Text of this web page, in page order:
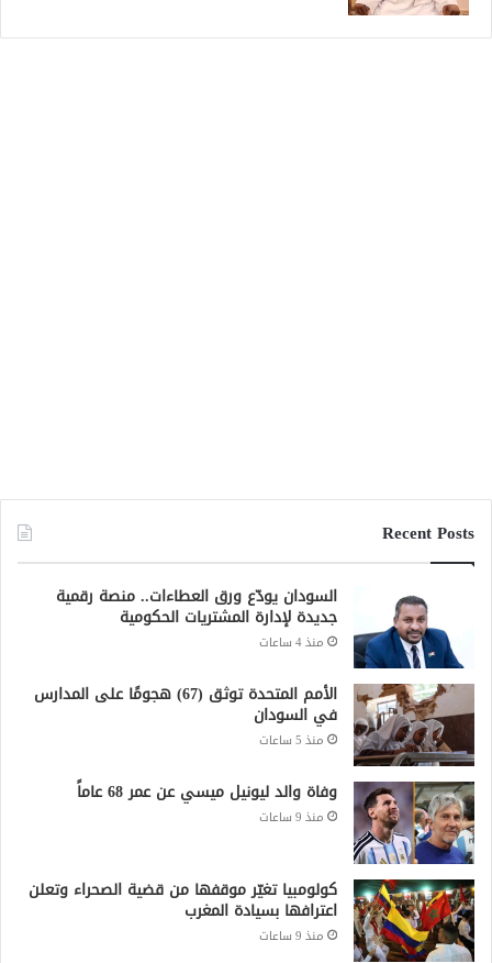
اعترافها بسيادة المغرب
والأوقاف
منذ 17 ساعة
جميع الحقوق محفوظة لشبكة صقر الجديان الإخبارية 2021